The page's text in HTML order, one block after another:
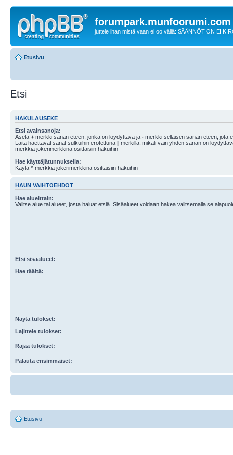
forumpark.munfoorumi.com
juttele ihan mistä vaan ei oo väliä: SÄÄNNÖT ON EI
Etusivu
Etsi
HAKULAUSEKE
Etsi avainsanoja:
Aseta + merkki sanan eteen, jonka on löydyttävä ja - merkki sellaisen sanan eteen, jota
Laita haettavat sanat sulkuihin erotettuna |-merkillä, mikäli vain yhden sanan on
merkkiä jokerimerkkinä osittaisiin hakuihin
Hae käyttäjätunnuksella:
Käytä *-merkkiä jokerimerkkinä osittaisiin hakuihin
HAUN VAIHTOEHDOT
Hae alueittain:
Valitse alue tai alueet, josta haluat etsiä. Sisäalueet voidaan hakea valitsemalla se
Etsi sisäalueet:
Hae täältä:
Näytä tulokset:
Lajittele tulokset:
Rajaa tulokset:
Palauta ensimmäiset:
Etusivu